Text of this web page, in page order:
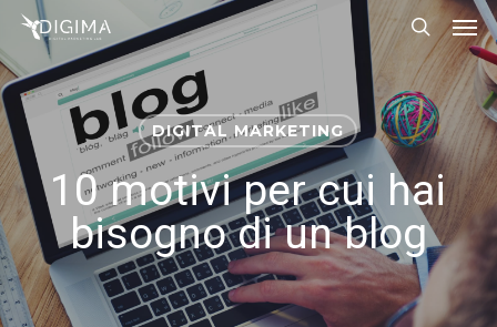
Skip
to
main
content
search
DIGITAL MARKETING
10 motivi per cui hai
bisogno di un blog
Menu